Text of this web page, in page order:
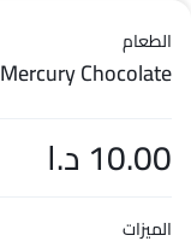
الطعام
Mercury Chocolate
10.00 د.ا
الميزات